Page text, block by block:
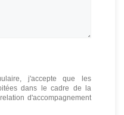
j'accepte que les
dans le cadre de la
d'accompagnement